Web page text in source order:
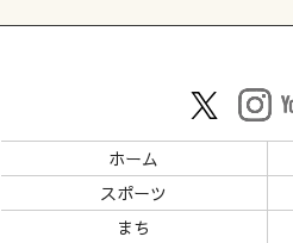
ホーム
スポーツ
まち